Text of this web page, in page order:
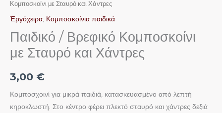
Κομποσκοίνι με Σταυρό και Χάντρες
Ἐργόχειρα Κομποσκοίνια παιδικά
Παιδικό / Βρεφικό Κομποσκοίνι
με Σταυρό και Χάντρες
3,00 €
Κομποσχοινί για μικρά παιδιά, κατασκευασμένο από λεπτή
κηροκλωστή. Στο κέντρο φέρει πλεκτό σταυρό και χάντρες δεξιά